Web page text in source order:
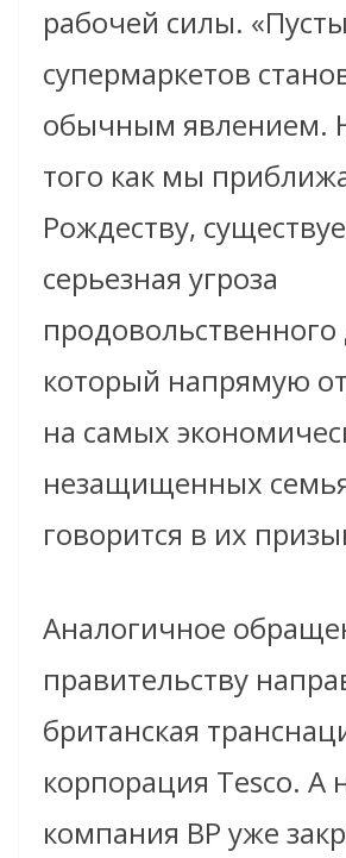
рабочей силы.
супермаркетов
обычным явлением.
того как мы
Рождеству,
серьезная угроза
который напрямую
на самых
незащищенных
говорится в их
Аналогичное
правительству
британская
корпорация Tesco. А
компания BP уже